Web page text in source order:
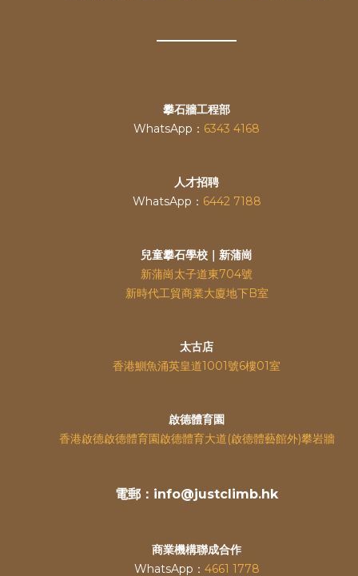
攀石牆工程部
WhatsApp： 6343 4168
人才招聘
WhatsApp： 6442 7188
兒童攀石學校｜新蒲崗
新蒲崗太子道東704號
新時代工貿商業大廈地下B室
太古店
香港鰂魚涌英皇道1001號6樓01室
啟德體育園
香港啟德啟德體育園啟德體育大道(啟德體藝館外)攀岩牆
電郵：info@justclimb.hk
商業機構聯成合作
WhatsApp： 4661 1778